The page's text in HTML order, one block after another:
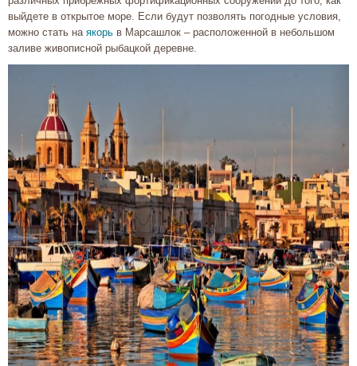
выйдете в открытое море. Если будут позволять погодные условия,
можно стать на якорь в Марсашлок – расположенной в небольшом
заливе живописной рыбацкой деревне.